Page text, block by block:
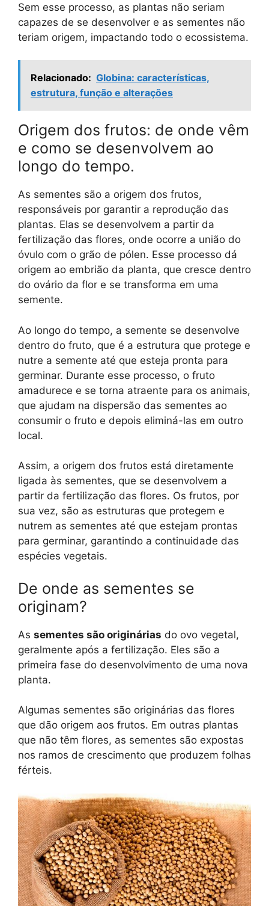
Sem esse processo, as plantas não seriam
capazes de se desenvolver e as sementes não
teriam origem, impactando todo o ecossistema.
Relacionado: Globina: características,
estrutura, função e alterações
Origem dos frutos: de onde vêm
e como se desenvolvem ao
longo do tempo.
As sementes são a origem dos frutos,
responsáveis por garantir a reprodução das
plantas. Elas se desenvolvem a partir da
fertilização das flores, onde ocorre a união do
óvulo com o grão de pólen. Esse processo dá
origem ao embrião da planta, que cresce dentro
do ovário da flor e se transforma em uma
semente.
Ao longo do tempo, a semente se desenvolve
dentro do fruto, que é a estrutura que protege e
nutre a semente até que esteja pronta para
germinar. Durante esse processo, o fruto
amadurece e se torna atraente para os animais,
que ajudam na dispersão das sementes ao
consumir o fruto e depois eliminá-las em outro
local.
Assim, a origem dos frutos está diretamente
ligada às sementes, que se desenvolvem a
partir da fertilização das flores. Os frutos, por
sua vez, são as estruturas que protegem e
nutrem as sementes até que estejam prontas
para germinar, garantindo a continuidade das
espécies vegetais.
De onde as sementes se
originam?
As sementes são originárias do ovo vegetal,
geralmente após a fertilização. Eles são a
primeira fase do desenvolvimento de uma nova
planta.
Algumas sementes são originárias das flores
que dão origem aos frutos. Em outras plantas
que não têm flores, as sementes são expostas
nos ramos de crescimento que produzem folhas
férteis.